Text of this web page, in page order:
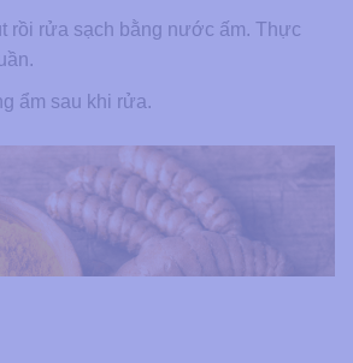
rồi rửa sạch bằng nước ấm. Thực
ẩm sau khi rửa.